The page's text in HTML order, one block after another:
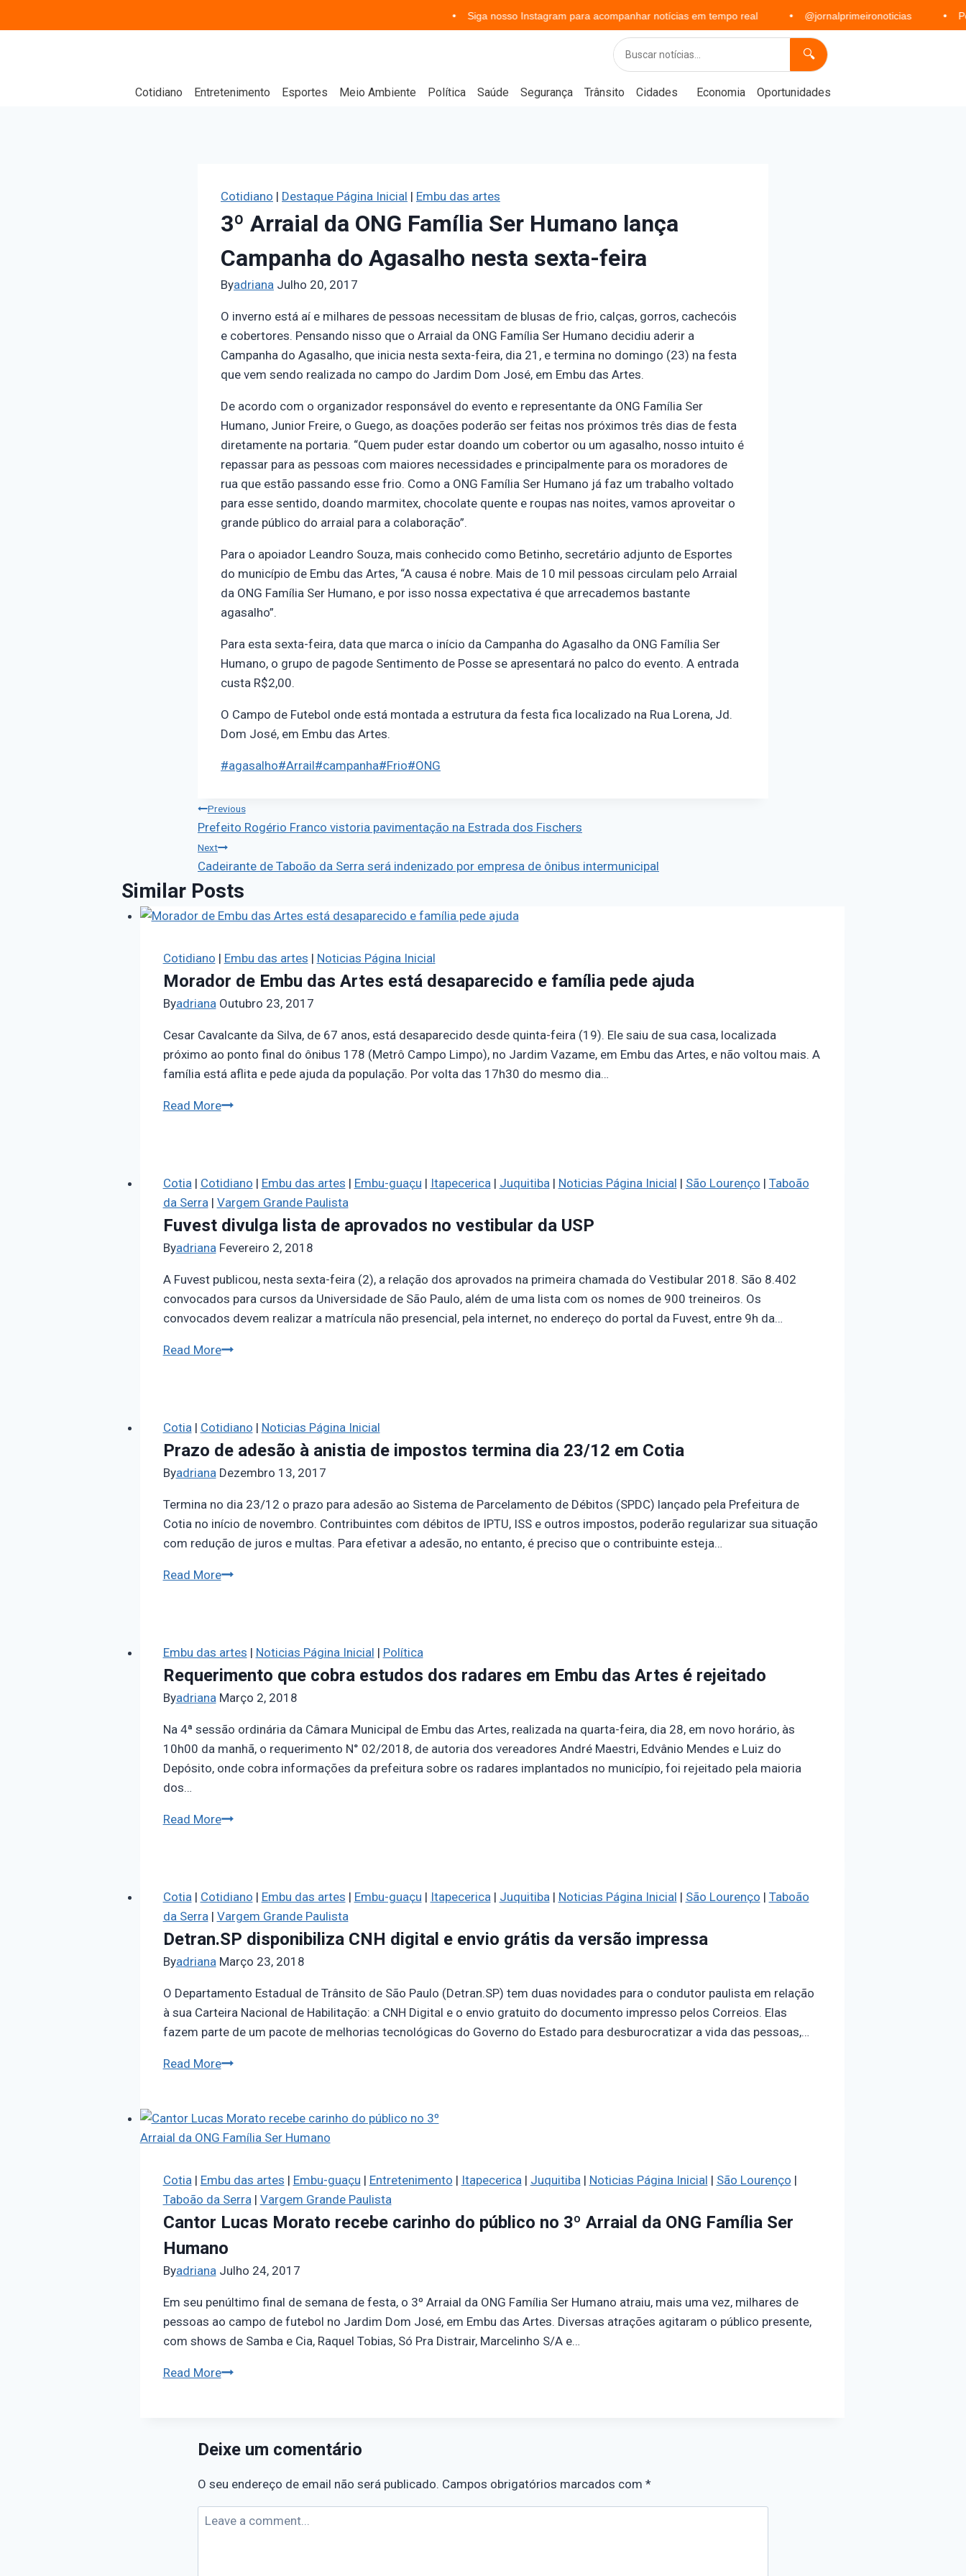
Siga nosso Instagram para acompanhar notícias em tempo real @jornalprimeironoticias Política,
🔍
Cotidiano Entretenimento Esportes Meio Ambiente Política Saúde Segurança Trânsito Cidades Economia Oportunidades
Cotidiano | Destaque Página Inicial | Embu das artes
3º Arraial da ONG Família Ser Humano lança
Campanha do Agasalho nesta sexta-feira
Byadriana Julho 20, 2017
O inverno está aí e milhares de pessoas necessitam de blusas de frio, calças, gorros, cachecóis
e cobertores. Pensando nisso que o Arraial da ONG Família Ser Humano decidiu aderir a
Campanha do Agasalho, que inicia nesta sexta-feira, dia 21, e termina no domingo (23) na festa
que vem sendo realizada no campo do Jardim Dom José, em Embu das Artes.
De acordo com o organizador responsável do evento e representante da ONG Família Ser
Humano, Junior Freire, o Guego, as doações poderão ser feitas nos próximos três dias de festa
diretamente na portaria. “Quem puder estar doando um cobertor ou um agasalho, nosso intuito é
repassar para as pessoas com maiores necessidades e principalmente para os moradores de
rua que estão passando esse frio. Como a ONG Família Ser Humano já faz um trabalho voltado
para esse sentido, doando marmitex, chocolate quente e roupas nas noites, vamos aproveitar o
grande público do arraial para a colaboração”.
Para o apoiador Leandro Souza, mais conhecido como Betinho, secretário adjunto de Esportes
do município de Embu das Artes, “A causa é nobre. Mais de 10 mil pessoas circulam pelo Arraial
da ONG Família Ser Humano, e por isso nossa expectativa é que arrecademos bastante
agasalho”.
Para esta sexta-feira, data que marca o início da Campanha do Agasalho da ONG Família Ser
Humano, o grupo de pagode Sentimento de Posse se apresentará no palco do evento. A entrada
custa R$2,00.
O Campo de Futebol onde está montada a estrutura da festa fica localizado na Rua Lorena, Jd.
Dom José, em Embu das Artes.
#agasalho#Arrail#campanha#Frio#ONG
Previous
Prefeito Rogério Franco vistoria pavimentação na Estrada dos Fischers
Next
Cadeirante de Taboão da Serra será indenizado por empresa de ônibus intermunicipal
Similar Posts
Cotidiano | Embu das artes | Noticias Página Inicial
Morador de Embu das Artes está desaparecido e família pede ajuda
Byadriana Outubro 23, 2017
Cesar Cavalcante da Silva, de 67 anos, está desaparecido desde quinta-feira (19). Ele saiu de sua casa, localizada
próximo ao ponto final do ônibus 178 (Metrô Campo Limpo), no Jardim Vazame, em Embu das Artes, e não voltou mais. A
família está aflita e pede ajuda da população. Por volta das 17h30 do mesmo dia…
Read More
Cotia| Cotidiano | Embu das artes | Embu-guaçu | Itapecerica| Juquitiba| Noticias Página Inicial | São Lourenço | Taboão
da Serra| Vargem Grande Paulista
Fuvest divulga lista de aprovados no vestibular da USP
Byadriana Fevereiro 2, 2018
A Fuvest publicou, nesta sexta-feira (2), a relação dos aprovados na primeira chamada do Vestibular 2018. São 8.402
convocados para cursos da Universidade de São Paulo, além de uma lista com os nomes de 900 treineiros. Os
convocados devem realizar a matrícula não presencial, pela internet, no endereço do portal da Fuvest, entre 9h da…
Read More
Cotia| Cotidiano | Noticias Página Inicial
Prazo de adesão à anistia de impostos termina dia 23/12 em Cotia
Byadriana Dezembro 13, 2017
Termina no dia 23/12 o prazo para adesão ao Sistema de Parcelamento de Débitos (SPDC) lançado pela Prefeitura de
Cotia no início de novembro. Contribuintes com débitos de IPTU, ISS e outros impostos, poderão regularizar sua situação
com redução de juros e multas. Para efetivar a adesão, no entanto, é preciso que o contribuinte esteja…
Read More
Embu das artes | Noticias Página Inicial | Política
Requerimento que cobra estudos dos radares em Embu das Artes é rejeitado
Byadriana Março 2, 2018
Na 4ª sessão ordinária da Câmara Municipal de Embu das Artes, realizada na quarta-feira, dia 28, em novo horário, às
10h00 da manhã, o requerimento N° 02/2018, de autoria dos vereadores André Maestri, Edvânio Mendes e Luiz do
Depósito, onde cobra informações da prefeitura sobre os radares implantados no município, foi rejeitado pela maioria
dos…
Read More
Cotia| Cotidiano | Embu das artes | Embu-guaçu | Itapecerica| Juquitiba| Noticias Página Inicial | São Lourenço | Taboão
da Serra| Vargem Grande Paulista
Detran.SP disponibiliza CNH digital e envio grátis da versão impressa
Byadriana Março 23, 2018
O Departamento Estadual de Trânsito de São Paulo (Detran.SP) tem duas novidades para o condutor paulista em relação
à sua Carteira Nacional de Habilitação: a CNH Digital e o envio gratuito do documento impresso pelos Correios. Elas
fazem parte de um pacote de melhorias tecnológicas do Governo do Estado para desburocratizar a vida das pessoas,…
Read More
Cotia| Embu das artes | Embu-guaçu | Entretenimento | Itapecerica| Juquitiba| Noticias Página Inicial | São Lourenço |
Taboão da Serra| Vargem Grande Paulista
Cantor Lucas Morato recebe carinho do público no 3º Arraial da ONG Família Ser
Humano
Byadriana Julho 24, 2017
Em seu penúltimo final de semana de festa, o 3º Arraial da ONG Família Ser Humano atraiu, mais uma vez, milhares de
pessoas ao campo de futebol no Jardim Dom José, em Embu das Artes. Diversas atrações agitaram o público presente,
com shows de Samba e Cia, Raquel Tobias, Só Pra Distrair, Marcelinho S/A e…
Read More
Deixe um comentário
O seu endereço de email não será publicado. Campos obrigatórios marcados com *